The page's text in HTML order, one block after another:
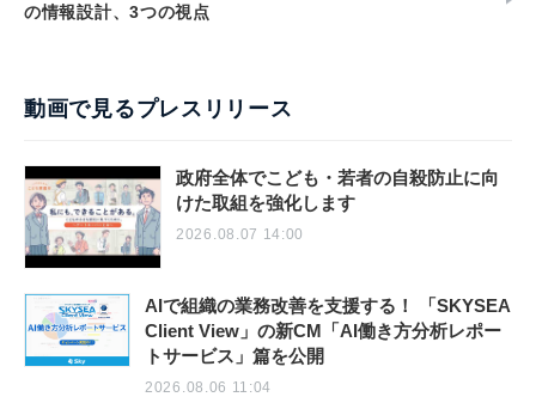
の情報設計、3つの視点
動画で見るプレスリリース
政府全体でこども・若者の自殺防止に向
けた取組を強化します
2026.08.07 14:00
AIで組織の業務改善を支援する！ 「SKYSEA
Client View」の新CM「AI働き方分析レポー
トサービス」篇を公開
2026.08.06 11:04